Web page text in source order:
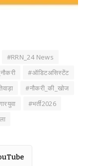
#RRN_24 News
#ऑडिटअसिस्टेंट
#नौकरी_की_खोज
#भर्ती2026